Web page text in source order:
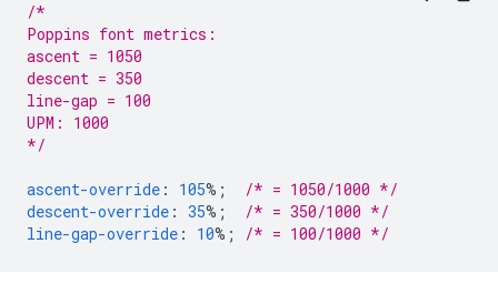
/*
Poppins font metrics:
ascent = 1050
descent = 350
line-gap = 100
UPM: 1000
*/
ascent-override : 105%;
/* = 1050/1000 */
descent-override : 35%;
/* = 350/1000 */
line-gap-override : 10%; /* = 100/1000 */